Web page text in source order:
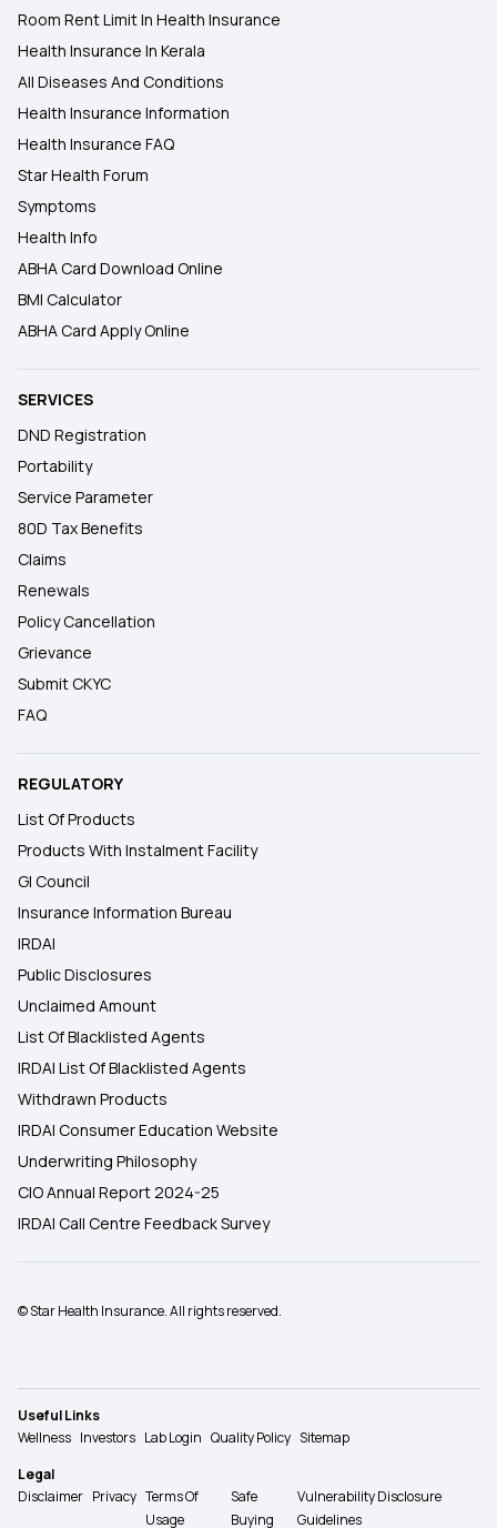
Room Rent Limit In Health Insurance
Health Insurance In Kerala
All Diseases And Conditions
Health Insurance Information
Health Insurance FAQ
Star Health Forum
Symptoms
Health Info
ABHA Card Download Online
BMI Calculator
ABHA Card Apply Online
SERVICES
DND Registration
Portability
Service Parameter
80D Tax Benefits
Claims
Renewals
Policy Cancellation
Grievance
Submit CKYC
FAQ
REGULATORY
List Of Products
Products With Instalment Facility
GI Council
Insurance Information Bureau
IRDAI
Public Disclosures
Unclaimed Amount
List Of Blacklisted Agents
IRDAI List Of Blacklisted Agents
Withdrawn Products
IRDAI Consumer Education Website
Underwriting Philosophy
CIO Annual Report 2024-25
IRDAI Call Centre Feedback Survey
© Star Health Insurance. All rights reserved.
Useful Links
Wellness Investors Lab Login Quality Policy Sitemap
Legal
Disclaimer Privacy Terms Of
Usage
Safe
Buying
Vulnerability Disclosure
Guidelines